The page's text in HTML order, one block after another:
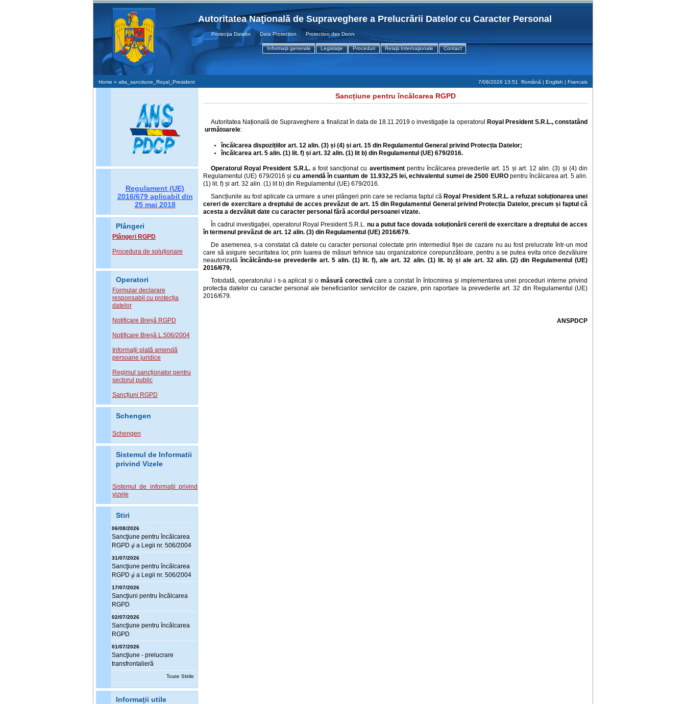
Autoritatea Naţională de Supraveghere a Prelucrării Datelor cu Caracter Personal
Protecţia Datelor Data Protection Protection des Donnees
Informaţii generale Legislaţie Proceduri Relaţii Internaţionale Contact
Home » alta_sanctiune_Royal_President 7/08/2026 13:51 Română | English | Francais
Regulament (UE)
2016/679 aplicabil din
25 mai 2018
Plângeri
Plângeri RGPD
Procedura de soluționare
Operatori
Formular declarare
responsabil cu protecția
datelor
Notificare Breșă RGPD
Notificare Breșă L.506/2004
Informații plată amendă
persoane juridice
Regimul sancționator pentru
sectorul public
Sancțiuni RGPD
Schengen
Schengen
Sistemul de Informatii
privind Vizele
Sistemul de informaţii privind
vizele
Stiri
06/08/2026
Sancţiune pentru încălcarea
RGPD şi a Legii nr. 506/2004
31/07/2026
Sancţiune pentru încălcarea
RGPD şi a Legii nr. 506/2004
17/07/2026
Sancţiuni pentru încălcarea
RGPD
02/07/2026
Sancţiune pentru încălcarea
RGPD
01/07/2026
Sancţiune - prelucrare
transfrontalieră
Toate Stirile
Informaţii utile
Sancțiune pentru încălcarea RGPD
Autoritatea Națională de Supraveghere a finalizat în data de 18.11.2019 o investigație la operatorul
Royal President S.R.L., constatând
următoarele:
încălcarea dispozițiilor art. 12 alin. (3) și (4) și art. 15 din Regulamentul General privind Protecția Datelor;
încălcarea art. 5 alin. (1) lit. f) și art. 32 alin. (1) lit b) din Regulamentul (UE) 679/2016.
Operatorul Royal President S.R.L.a fost sancționat cu avertismentpentru încălcarea prevederile art. 15 și art. 12 alin. (3) și (4) din
Regulamentul (UE) 679/2016 șicu amendă în cuantum de 11.932,25 lei, echivalentul sumei de 2500 EUROpentru încălcarea art. 5 alin.
(1) lit. f) și art. 32 alin. (1) lit b) din Regulamentul (UE) 679/2016.
Sancțiunile au fost aplicate ca urmare a unei plângeri prin care se reclama faptul căRoyal President S.R.L. a refuzat soluționarea unei
cereri de exercitare a dreptului de acces prevăzut de art. 15 din Regulamentul General privind Protecția Datelor, precum și faptul că
acesta a dezvăluit date cu caracter personal fără acordul persoanei vizate.
În cadrul investigației, operatorul Royal President S.R.L. nu a putut face dovada soluționării cererii de exercitare a dreptului de acces
în termenul prevăzut de art. 12 alin. (3) din Regulamentul (UE) 2016/679.
De asemenea, s-a constatat că datele cu caracter personal colectate prin intermediul fișei de cazare nu au fost prelucrate într-un mod
care să asigure securitatea lor, prin luarea de măsuri tehnice sau organizatorice corepunzătoare, pentru a se putea evita orice dezvăluire
neautorizatăîncălcându-se prevederile art. 5 alin. (1) lit. f), ale art. 32 alin. (1) lit. b) și ale art. 32 alin. (2) din Regulamentul (UE)
2016/679,
Totodată, operatorului i s-a aplicat și o măsură corectivăcare a constat în întocmirea și implementarea unei proceduri interne privind
protecția datelor cu caracter personal ale beneficiarilor serviciilor de cazare, prin raportare la prevederile art. 32 din Regulamentul (UE)
2016/679.
ANSPDCP